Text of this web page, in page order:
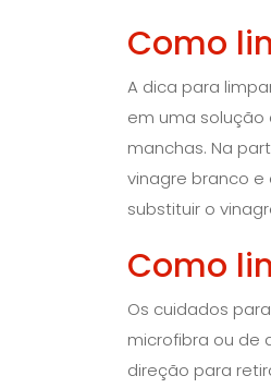
Como
A dica para
em uma solução
manchas. Na
vinagre branco e
substituir o
Como
Os cuidados
microfibra ou de
direção para